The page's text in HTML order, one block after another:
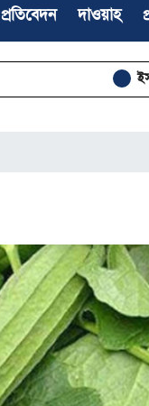
প্রতিবেদন দাওয়াহ
ইসলামী